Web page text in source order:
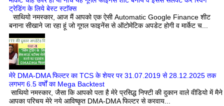
ट्रेडिंग के लिये बेस्ट स्टाॅक्स
साथियो नमस्कार, आज मैं आपको एक ऐसी Automatic Google Finance शीट
बनाना सीखाने जा रहा हूं जो गूगल फाइनेंस से ऑटोमेटिक अपडेट होगी व मार्केट च...
मेरे DMA-DMA फिल्टर का TCS के शेयर पर 31.07.2019 से 28.12.2025 तक
लगभग 6.5 वर्षों का Mega Backtest
साथियो नमस्कार, जैसा कि आपको पता है मेरे प्रसिद्ध निफ्टी की दुकान वाले वीडियो में मैने
आपका परिचय मेरे नये आविष्कृत DMA-DMA फिल्टर से करवाय...